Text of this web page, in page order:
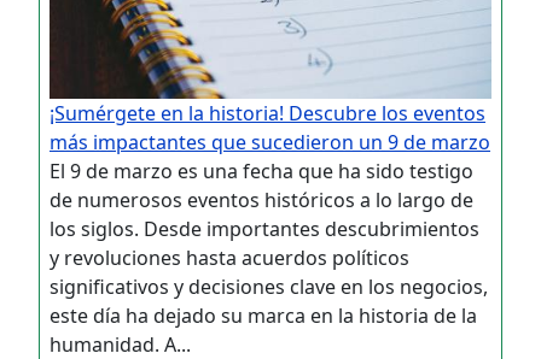
¡Sumérgete en la historia! Descubre los eventos
más impactantes que sucedieron un 9 de marzo
El 9 de marzo es una fecha que ha sido testigo
de numerosos eventos históricos a lo largo de
los siglos. Desde importantes descubrimientos
y revoluciones hasta acuerdos políticos
significativos y decisiones clave en los negocios,
este día ha dejado su marca en la historia de la
humanidad. A...